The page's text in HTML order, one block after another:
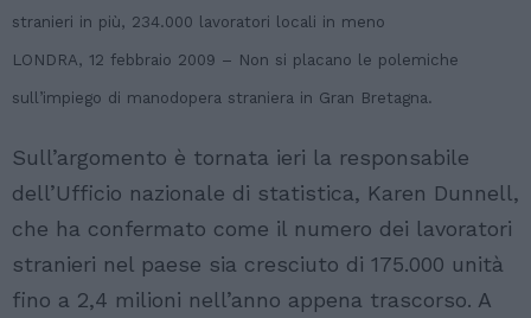
stranieri in più, 234.000 lavoratori locali in meno
LONDRA, 12 febbraio 2009 – Non si placano le polemiche
sull’impiego di manodopera straniera in Gran Bretagna.
Sull’argomento è tornata ieri la responsabile
dell’Ufficio nazionale di statistica, Karen Dunnell,
che ha confermato come il numero dei lavoratori
stranieri nel paese sia cresciuto di 175.000 unità
fino a 2,4 milioni nell’anno appena trascorso. A